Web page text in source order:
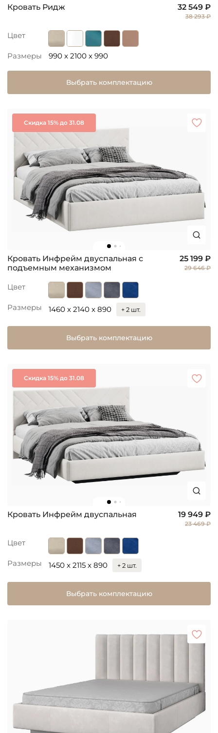
Кровать Ридж 32 549 ₽
38 293 ₽
Цвет
Размеры 990 x 2100 x 990
Выбрать комплектацию
Скидка 15% до 31.08
Кровать Инфрейм двуспальная с
подъемным механизмом
25 199 ₽
29 646 ₽
Цвет
Размеры 1460 x 2140 x 890 + 2 шт.
Выбрать комплектацию
Скидка 15% до 31.08
Кровать Инфрейм двуспальная 19 949 ₽
23 469 ₽
Цвет
Размеры 1450 x 2115 x 890 + 2 шт.
Выбрать комплектацию